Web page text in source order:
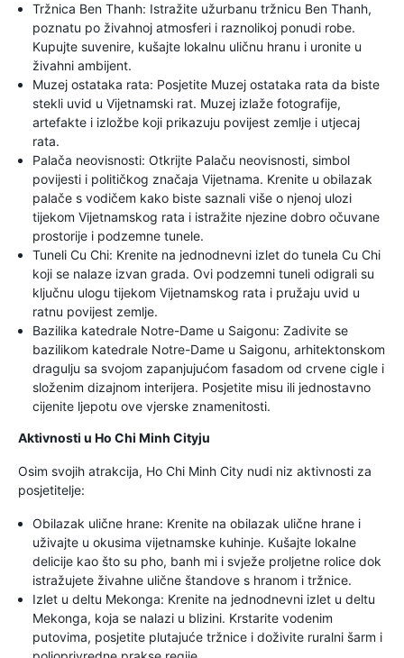
Tržnica Ben Thanh: Istražite užurbanu tržnicu Ben Thanh,
poznatu po živahnoj atmosferi i raznolikoj ponudi robe.
Kupujte suvenire, kušajte lokalnu uličnu hranu i uronite u
živahni ambijent.
Muzej ostataka rata: Posjetite Muzej ostataka rata da biste
stekli uvid u Vijetnamski rat. Muzej izlaže fotografije,
artefakte i izložbe koji prikazuju povijest zemlje i utjecaj
rata.
Palača neovisnosti: Otkrijte Palaču neovisnosti, simbol
povijesti i političkog značaja Vijetnama. Krenite u obilazak
palače s vodičem kako biste saznali više o njenoj ulozi
tijekom Vijetnamskog rata i istražite njezine dobro očuvane
prostorije i podzemne tunele.
Tuneli Cu Chi: Krenite na jednodnevni izlet do tunela Cu Chi
koji se nalaze izvan grada. Ovi podzemni tuneli odigrali su
ključnu ulogu tijekom Vijetnamskog rata i pružaju uvid u
ratnu povijest zemlje.
Bazilika katedrale Notre-Dame u Saigonu: Zadivite se
bazilikom katedrale Notre-Dame u Saigonu, arhitektonskom
dragulju sa svojom zapanjujućom fasadom od crvene cigle i
složenim dizajnom interijera. Posjetite misu ili jednostavno
cijenite ljepotu ove vjerske znamenitosti.
Aktivnosti u Ho Chi Minh Cityju
Osim svojih atrakcija, Ho Chi Minh City nudi niz aktivnosti za
posjetitelje:
Obilazak ulične hrane: Krenite na obilazak ulične hrane i
uživajte u okusima vijetnamske kuhinje. Kušajte lokalne
delicije kao što su pho, banh mi i svježe proljetne rolice dok
istražujete živahne ulične štandove s hranom i tržnice.
Izlet u deltu Mekonga: Krenite na jednodnevni izlet u deltu
Mekonga, koja se nalazi u blizini. Krstarite vodenim
putovima, posjetite plutajuće tržnice i doživite ruralni šarm i